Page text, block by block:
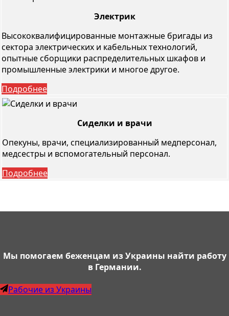
Электрик
Высококвалифицированные монтажные бригады из
сектора электрических и кабельных технологий,
опытные сборщики распределительных шкафов и
промышленные электрики и многое другое.
Подробнее
Сиделки и врачи
Опекуны, врачи, специализированный медперсонал,
медсестры и вспомогательный персонал.
Подробнее
Мы помогаем беженцам из Украины найти работу
в Германии.
Рабочие из Украины